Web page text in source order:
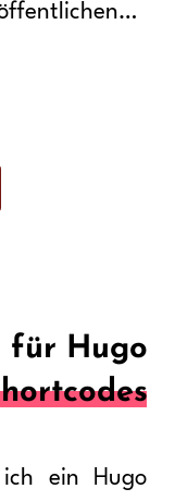
für Hugo
ein Hugo